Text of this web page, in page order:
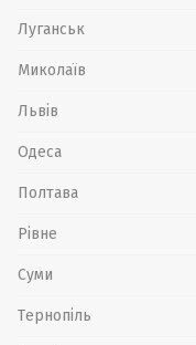
Луганськ
Миколаїв
Львів
Одеса
Полтава
Рівне
Суми
Тернопіль